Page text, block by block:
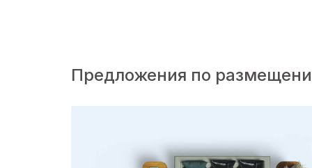
Предложения по